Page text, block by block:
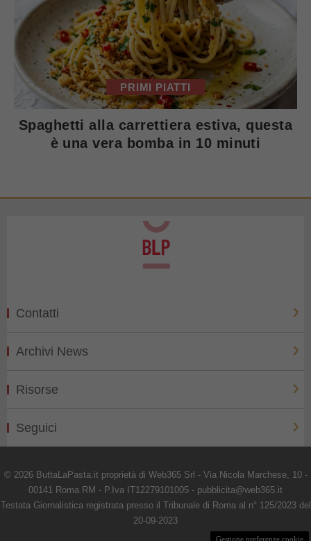
PRIMI PIATTI
Spaghetti alla carrettiera estiva, questa
è una vera bomba in 10 minuti
Contatti
Archivi News
Risorse
Seguici
© 2026 ButtaLaPasta.it proprietà di Web365 Srl - Via Nicola Marchese, 10 -
00141 Roma RM - P.Iva IT12279101005 - pubblicita@web365.it
Testata Giornalistica registrata presso il Tribunale di Roma al n° 125/2023 del
20-09-2023
Gestione preferenze cookie